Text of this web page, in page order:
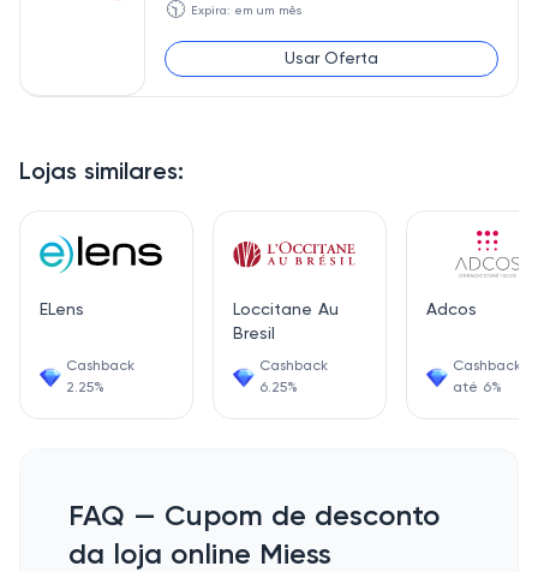
Lojas similares:
ELens
Cashback
2.25%
Loccitane Au
Bresil
Cashback
6.25%
Adcos
Cashback
até 6%
🕥 Expira: em um mês
Usar Oferta
FAQ — Cupom de desconto
da loja online Miess